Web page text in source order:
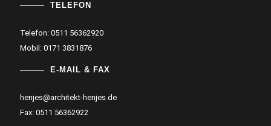
TELEFON
Telefon: 0511 56362920
Mobil: 0171 3831876
E-MAIL & FAX
henjes@architekt-henjes.de
Fax: 0511 56362922